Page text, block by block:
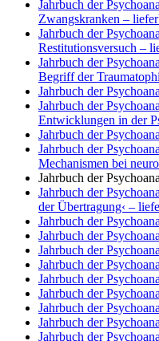
Jahrbuch der
Zwangskranken –
Jahrbuch der
Restitutionsversuch –
Jahrbuch der
Begriff der
Jahrbuch der
Jahrbuch der
Entwicklungen in der
Jahrbuch der
Jahrbuch der
Mechanismen bei
Jahrbuch der
Jahrbuch der
der Übertragung‹ –
Jahrbuch der
Jahrbuch der
Jahrbuch der
Jahrbuch der
Jahrbuch der
Jahrbuch der
Jahrbuch der
Jahrbuch der
Jahrbuch der